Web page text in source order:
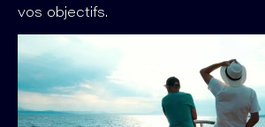
vos objectifs.